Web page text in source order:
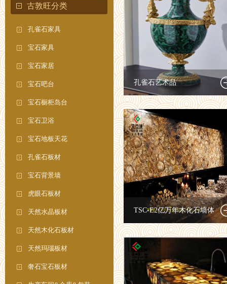
古敦旺分类
孔雀石家具
宝石家具
宝石家居
宝石吧台
宝石橱柜岛台
宝石卫浴
宝石地板天花
孔雀石板材
宝石背景墙
虎眼石板材
天然水晶板材
天然木化石板材
天然玛瑙板材
奢石宝石板材
孔雀石艺术品
TSC-E2亿万年木化石墙体